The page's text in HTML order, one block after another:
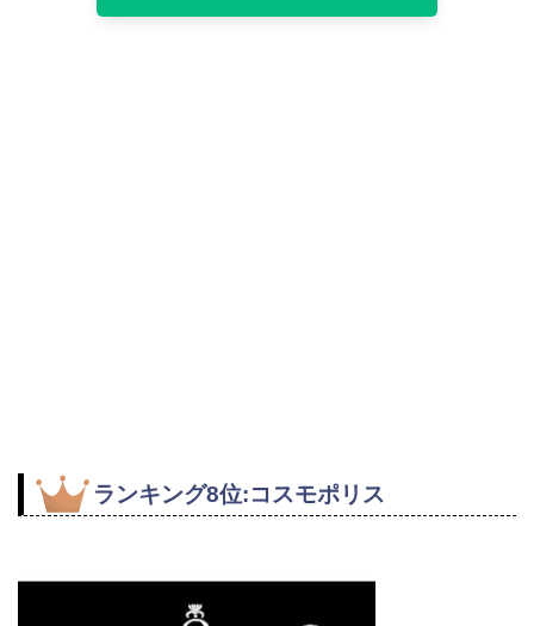
ランキング8位:コスモポリス